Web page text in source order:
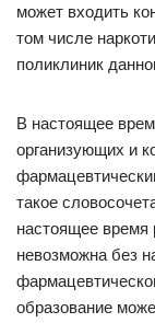
может входить
том числе
поликлиник
В настоящее
организующих и
такое
настоящее время
невозможна без
образование